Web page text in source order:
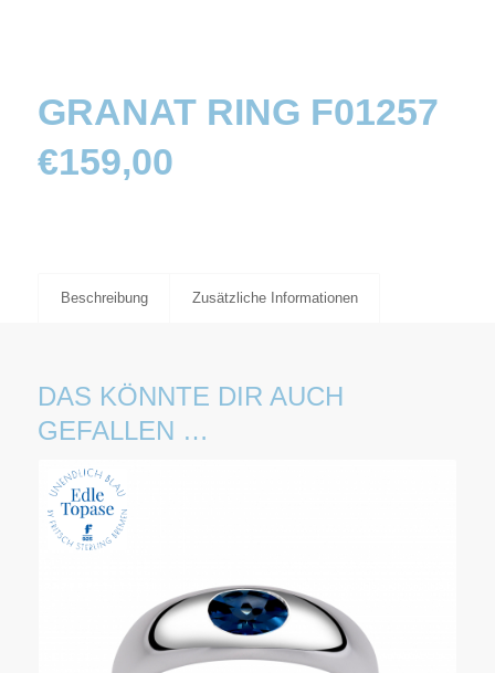
GRANAT RING F01257
€159,00
Beschreibung Zusätzliche Informationen
DAS KÖNNTE DIR AUCH
GEFALLEN …